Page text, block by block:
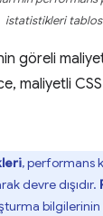
istatistikleri
göreli
maliyetli
, performans
devre dışıdır.
bilgilerinin